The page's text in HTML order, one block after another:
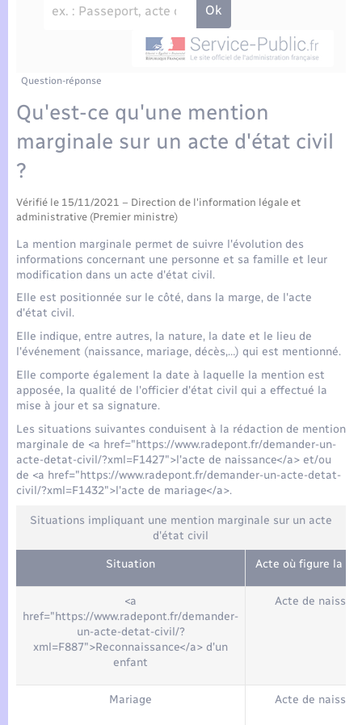
Plan interactif
Présentation de la commune
Actualités
Agenda
Publications
La Communauté de communes
Etat-civil - Papiers - Citoyenneté
Parrainage civil
Recensement
Loisirs
Numérique
Organisation d’événement
Sécurité - Prévention
Seniors
Transports
Transports scolaires
Voirie et espace public
Travaux - Autorisation d’occupation de l’espace
Question-réponse
Qu'est-ce qu'une mention
marginale sur un acte d'état civil
?
Vérifié le 15/11/2021 – Direction de l'information légale et
administrative (Premier ministre)
La mention marginale permet de suivre l'évolution des
informations concernant une personne et sa famille et leur
modification dans un acte d'état civil.
Elle est positionnée sur le côté, dans la marge, de l'acte
d'état civil.
Elle indique, entre autres, la nature, la date et le lieu de
l'événement (naissance, mariage, décès,…) qui est mentionné.
Elle comporte également la date à laquelle la mention est
apposée, la qualité de l'officier d'état civil qui a effectué la
mise à jour et sa signature.
Les situations suivantes conduisent à la rédaction de mention
marginale de <a href="https://www.radepont.fr/demander-un-
acte-detat-civil/?xml=F1427">l'acte de naissance</a> et/ou
de <a href="https://www.radepont.fr/demander-un-acte-detat-
civil/?xml=F1432">l'acte de mariage</a>.
Situations impliquant une mention marginale sur un acte
d'état civil
Situation Acte où figure la
<a
href="https://www.radepont.fr/demander-
un-acte-detat-civil/?
xml=F887">Reconnaissance</a> d'un
enfant
Acte de
Mariage Acte de